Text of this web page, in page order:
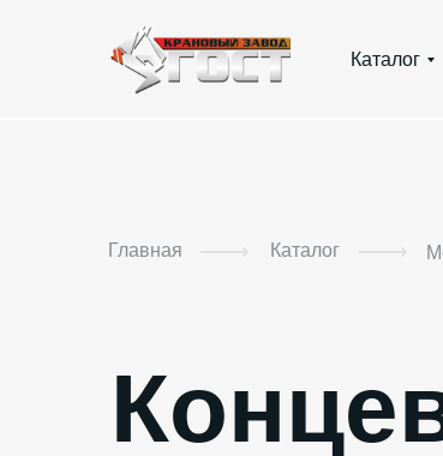
Каталог
Главная Каталог